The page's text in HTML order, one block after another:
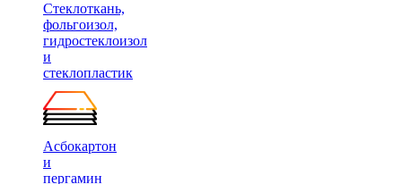
Стеклоткань,
фольгоизол,
гидростеклоизол
и
стеклопластик
Асбокартон
и
пергамин